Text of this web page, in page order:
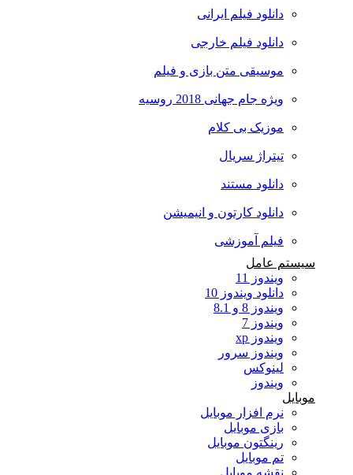
دانلود فیلم ایرانی
دانلود فیلم خارجی
موسیقی متن بازی و فیلم
ویژه جام جهانی 2018 روسیه
موزیک بی کلام
تیتراژ سریال
دانلود مستند
دانلود کارتون و انیمیشن
فیلم آموزشی
سیستم عامل
ویندوز 11
دانلود ویندوز 10
ویندوز 8 و 8.1
ویندوز 7
ویندوز xp
ویندوز سرور
لینوکس
ویندوز
موبایل
نرم افزار موبایل
بازی موبایل
رینگتون موبایل
تم موبایل
نقشه موبایل